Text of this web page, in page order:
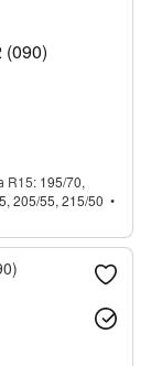
R15 195/70,
205/55, 215/50